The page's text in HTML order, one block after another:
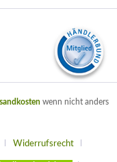
wenn nicht anders
Widerrufsrecht